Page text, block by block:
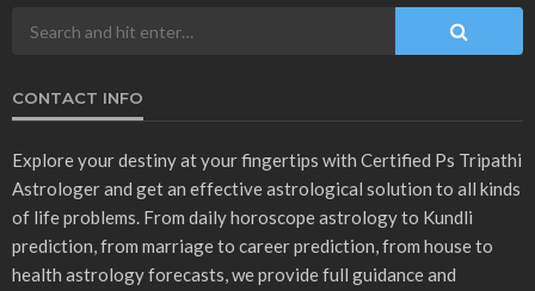
CONTACT INFO
Explore your destiny at your fingertips with Certified Ps Tripathi
Astrologer and get an effective astrological solution to all kinds
of life problems. From daily horoscope astrology to Kundli
prediction, from marriage to career prediction, from house to
health astrology forecasts, we provide full guidance and